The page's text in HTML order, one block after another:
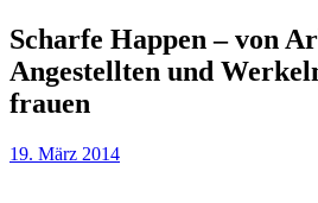
Scharfe Happen – von
Angestellten und
frauen
19. März 2014